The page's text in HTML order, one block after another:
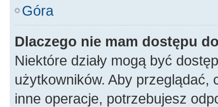
Góra
Dlaczego nie mam dostępu
Niektóre działy mogą być
użytkowników. Aby
inne operacje, potrzebujesz